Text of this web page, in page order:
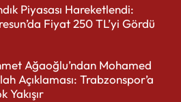
Piyasası Hareketlendi:
Fiyat 250 TL’yi Gördü
Ağaoğlu’ndan Mohamed
Açıklaması: Trabzonspor’a
Yakışır